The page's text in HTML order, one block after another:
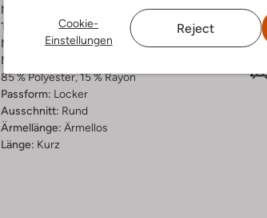
Cookie-
Einstellungen
Reject
Muster:
Trends:
Wedding
Material:
Satin
Materiaalpercentages:
85 % Polyester, 15 % Rayon
Passform: Locker
Ausschnitt: Rund
Ärmellänge: Ärmellos
Länge: Kurz